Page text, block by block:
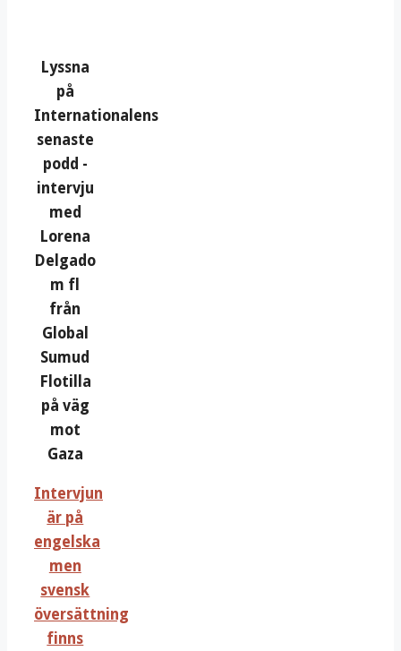
Lyssna
på
Internationalens
senaste
podd -
intervju
med
Lorena
Delgado
m fl
från
Global
Sumud
Flotilla
på väg
mot
Gaza
Intervjun
är på
engelska
men
svensk
översättning
finns